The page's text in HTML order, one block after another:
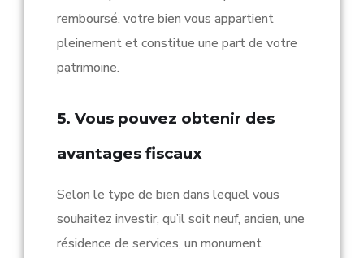
remboursé, votre bien vous appartient
pleinement et constitue une part de votre
patrimoine.
5. Vous pouvez obtenir des
avantages fiscaux
Selon le type de bien dans lequel vous
souhaitez investir, qu’il soit neuf, ancien, une
résidence de services, un monument